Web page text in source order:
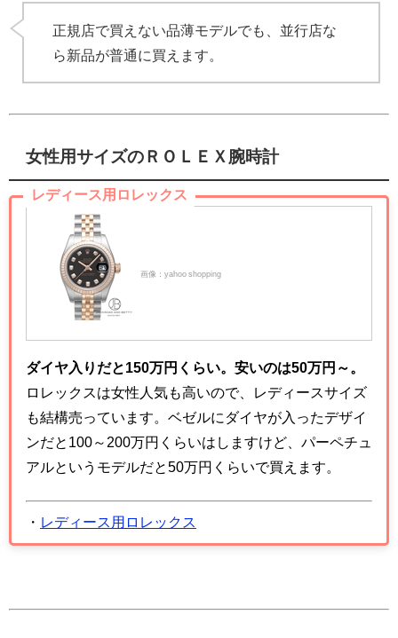
正規店で買えない品薄モデルでも、並行店な
ら新品が普通に買えます。
女性用サイズのＲＯＬＥＸ腕時計
レディース用ロレックス
画像：yahoo shopping
ダイヤ入りだと150万円くらい。安いのは50万円～。
ロレックスは女性人気も高いので、レディースサイズ
も結構売っています。ベゼルにダイヤが入ったデザイ
ンだと100～200万円くらいはしますけど、パーペチュ
アルというモデルだと50万円くらいで買えます。
・ レディース用ロレックス